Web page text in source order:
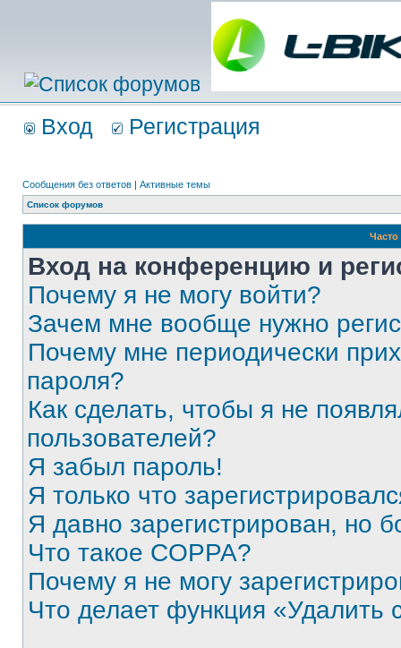
Вход Регистрация
Сообщения без ответов | Активные темы
Список форумов
Вход на конференцию и
Почему я не могу войти?
Зачем мне вообще нужно
Почему мне периодически
пароля?
Как сделать, чтобы я не
пользователей?
Я забыл пароль!
Я только что
Я давно зарегистрирован, но
Что такое COPPA?
Почему я не могу
Что делает функция «Удалить